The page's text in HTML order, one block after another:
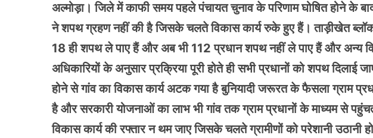
अल्मोड़ा। जिले में काफी समय पहले पंचायत चुनाव के परिणाम घोषित होने के
ने शपथ ग्रहण नहीं की है जिसके चलते विकास कार्य रुके हुए हैं। ताड़ीखेत
18 ही शपथ ले पाए हैं और अब भी 112 प्रधान शपथ नहीं ले पाए हैं और अन्य
अधिकारियों के अनुसार प्रक्रिया पूरी होते ही सभी प्रधानों को शपथ दिलाई
होने से गांव का विकास कार्य अटक गया है बुनियादी जरूरत के फैसला ग्राम
है और सरकारी योजनाओं का लाभ भी गांव तक ग्राम प्रधानों के माध्यम से
विकास कार्य की रफ्तार न थम जाए जिसके चलते ग्रामीणों को परेशानी उठानी